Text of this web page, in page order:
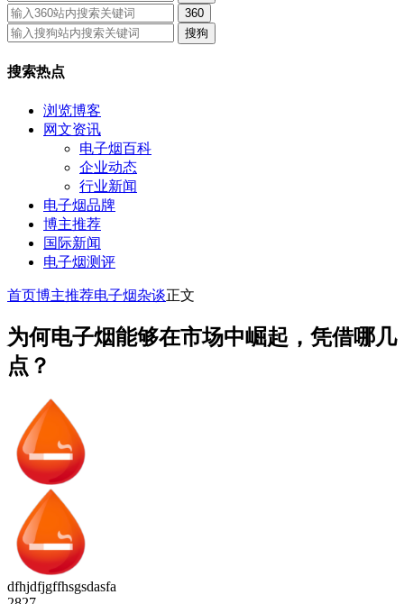
360
搜狗
搜索热点
浏览博客
网文资讯
电子烟百科
企业动态
行业新闻
电子烟品牌
博主推荐
国际新闻
电子烟测评
首页博主推荐电子烟杂谈正文
为何电子烟能够在市场中崛起，凭借哪几
点？
dfhjdfjgffhsgsdasfa